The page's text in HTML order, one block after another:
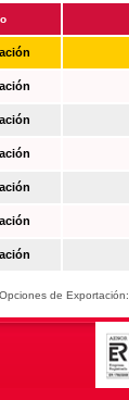
Opciones de Exportación: